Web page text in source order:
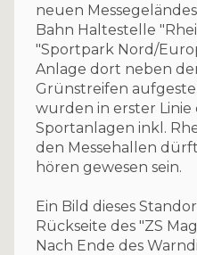
neuen
Bahn Haltestelle
"Sportpark Nord/
Anlage dort neben
Grünstreifen
wurden in erster
Sportanlagen inkl.
den Messehallen
hören gewesen sein.
Ein Bild dieses
Rückseite des "ZS
Nach Ende des